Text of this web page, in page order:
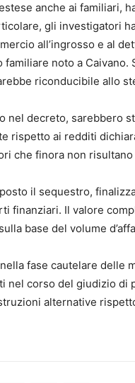
anche ai familiari,
gli investigatori
all’ingrosso e al
familiare noto a
riconducibile allo
nel decreto, sarebbero
rispetto ai redditi
che finora non
il sequestro,
finanziari. Il valore
base del volume
fase cautelare delle
nel corso del giudizio di
alternative